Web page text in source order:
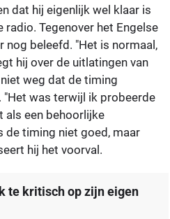
dat hij eigenlijk wel klaar is
Tegenover het Engelse
beleefd. "Het is normaal,
hij over de uitlatingen van
weg dat de timing
was terwijl ik probeerde
als een behoorlijke
de timing niet goed, maar
hij het voorval.
te kritisch op zijn eigen